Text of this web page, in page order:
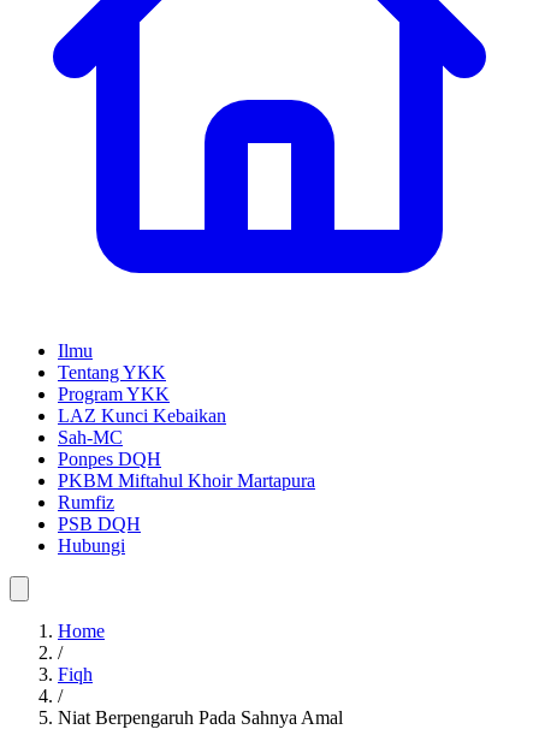
Ilmu
Tentang YKK
Program YKK
LAZ Kunci Kebaikan
Sah-MC
Ponpes DQH
PKBM Miftahul Khoir Martapura
Rumfiz
PSB DQH
Home
/
Fiqh
/